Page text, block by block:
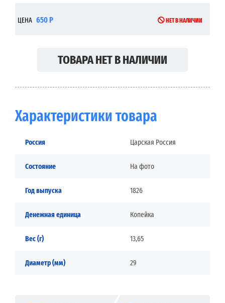
ЦЕНА 650 Р НЕТ В НАЛИЧИИ
ТОВАРА НЕТ В НАЛИЧИИ
Характеристики товара
Россия Царская Россия
Состояние На фото
Год выпуска 1826
Денежная единица Копейка
Вес (г) 13,65
Диаметр (мм) 29